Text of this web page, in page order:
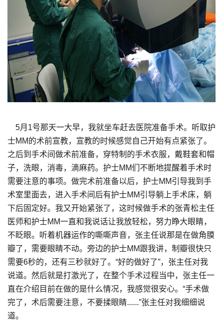
5月1号那天一大早，我就坐车赶去医院准备手术。听取护
士MM的术前宣教，宣教的时候感觉自己开始有点紧张了。
之后到手术间做术前准备，穿特制的手术衣服，戴鞋套和帽
子，洗眼，消毒，滴麻药。护士MM们不断地提醒着手术时
需要注意的事项。做完术前准备以后，护士MM引导我到手
术室里面去，进入手术间后有护士MM引导躺上手术床，躺
下后固定好。我又开始紧张了，这时候做手术的张青松主任
医师和护士MM一直和我说话让我放轻松，努力睁大眼睛，
不眨眼。听着机器运作的嘶嘶声音，张主任说那是在做角膜
瓣了，需要眼睛不动。旁边的护士MM跟我讲，制瓣很快只
需要6秒的，还有三秒就好了。“好的做好了”，张主任对我
说道。然后就是打激光了，在整个手术过程当中，张主任一
直在介绍目前在做的是什么情况，我感觉很安心。“手术做
完了，术后需要注意，不要揉眼睛......”张主任对我细细说
道。